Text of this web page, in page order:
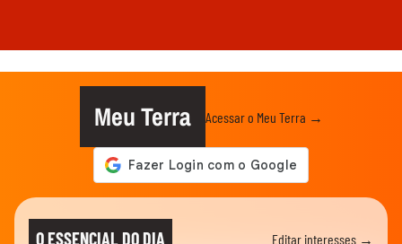
Meu Terra Acessar o Meu Terra →
O ESSENCIAL DO DIA Editar interesses →